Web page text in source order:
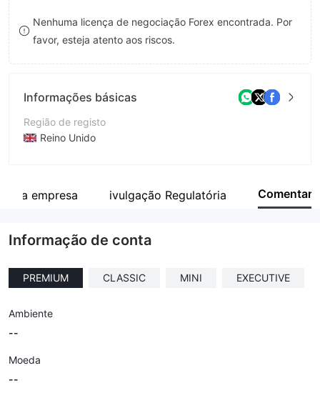
8
9
Nenhuma licença de negociação Forex encontrada. Por
favor, esteja atento aos riscos.
Informações básicas
Região de registo
Reino Unido
Empresa
da empresa ivulgação Regulatória Comentar
Informação de conta
PREMIUM CLASSIC MINI EXECUTIVE
Ambiente
--
Moeda
--